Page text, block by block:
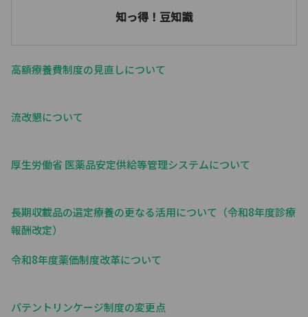
知っ得！豆知識
高額療養費制度の見直しについて
流改懇について
厚生労働省 医薬品安定供給等管理システムについて
長期収載品の選定療養の更なる活用について（令和8年度診療
報酬改定）
令和8年度薬価制度改革について
パテントリンケージ制度の変更点